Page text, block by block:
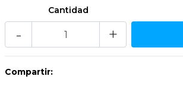
Cantidad
+
-
Compartir: